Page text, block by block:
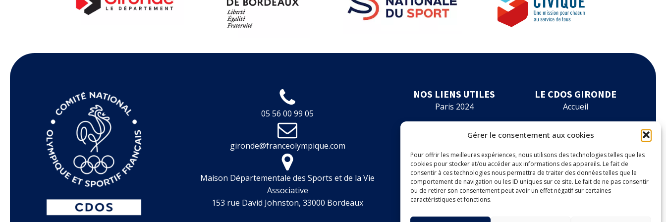
Gérer le consentement aux cookies
Pour offrir les meilleures expériences, nous utilisons des technologies telles que les
cookies pour stocker et/ou accéder aux informations des appareils. Le fait de
consentir à ces technologies nous permettra de traiter des données telles que le
comportement de navigation ou les ID uniques sur ce site. Le fait de ne pas consentir
ou de retirer son consentement peut avoir un effet négatif sur certaines
caractéristiques et fonctions.
05 56 00 99 05
gironde@franceolympique.com
Maison Départementale des Sports et de la Vie
Associative
153 rue David Johnston, 33000 Bordeaux
NOS LIENS UTILES
Paris 2024
Financements
Boites à outils
Annuaire
LE CDOS GIRONDE
Accueil
Agenda
Nos actualités
Contact